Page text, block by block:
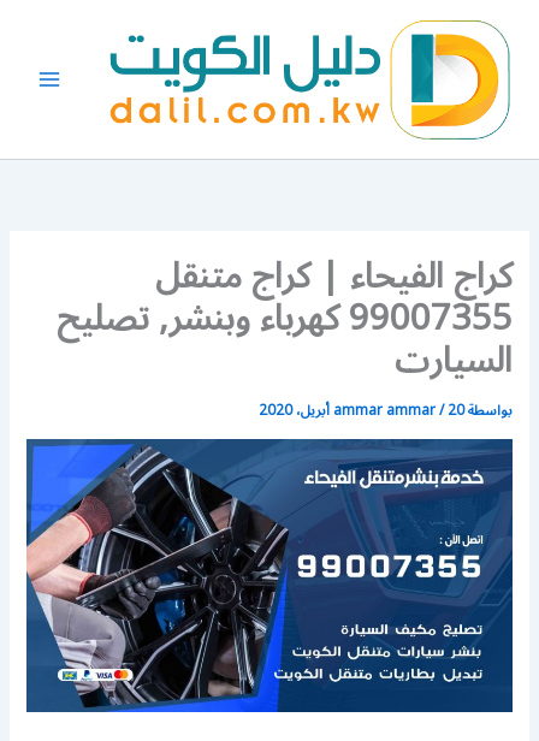
المحتوى
كراج الفيحاء | كراج متنقل
99007355 كهرباء وبنشر, تصليح
السيارت
بواسطة ammar ammar/20 أبريل، 2020